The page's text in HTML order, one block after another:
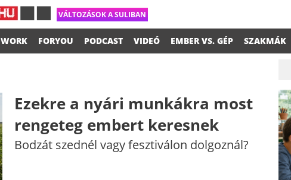
VÁLTOZÁSOK A SULIBAN
WORK FORYOU PODCAST VIDEÓ EMBER VS. GÉP SZAKMÁK
Ezekre a nyári munkákra most
rengeteg embert keresnek
Bodzát szednél vagy fesztiválon dolgoznál?